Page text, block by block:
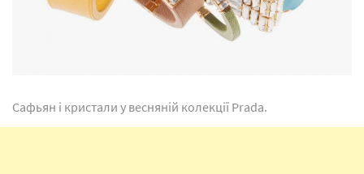
Сафьян і кристали у весняній колекції Prada.